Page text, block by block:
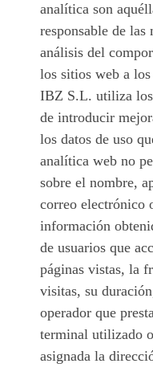
analítica son
responsable de
análisis del
los sitios web a
IBZ S.L. utiliza
de introducir
los datos de uso
analítica web no
sobre el nombre,
correo electrónico
información
de usuarios que
páginas vistas, la
visitas, su
operador que
terminal utilizado
asignada la